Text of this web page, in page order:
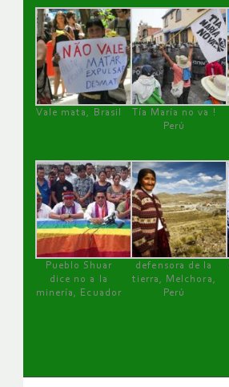
Vale mata, Brasil
Tía María no va !
Perú
Pueblo Shuar
dice no a la
minería, Ecuador
defensora de la
tierra, Melchora,
Perú